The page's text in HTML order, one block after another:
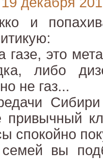
и
это
либо
не газ...
привычный
спокойно
вы